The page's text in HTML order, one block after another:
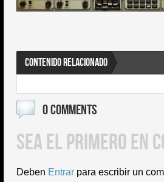
CONTENIDO RELACIONADO
0 COMMENTS
SEA EL PRIMERO EN
Deben Entrar para escribir un